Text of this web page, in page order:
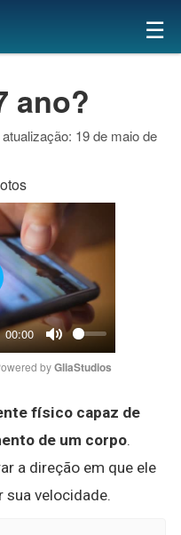
×
☰
ano?
19 de maio de
00:00
Mute
by GliaStudios
físico capaz de
de um corpo.
a direção em que ele
sua velocidade.